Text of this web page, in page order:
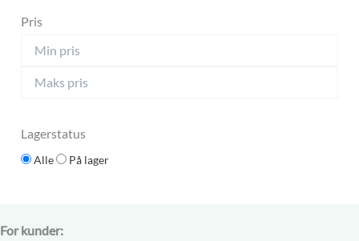
Pris
Lagerstatus
Alle På lager
For kunder: